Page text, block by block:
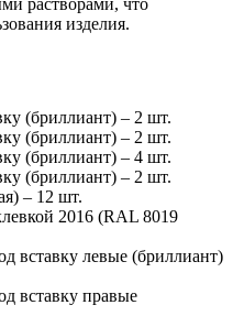
растворами, что
изделия.
(бриллиант) – 2 шт.
(бриллиант) – 2 шт.
(бриллиант) – 4 шт.
(бриллиант) – 2 шт.
– 12 шт.
2016 (RAL 8019
вставку левые (бриллиант)
вставку правые